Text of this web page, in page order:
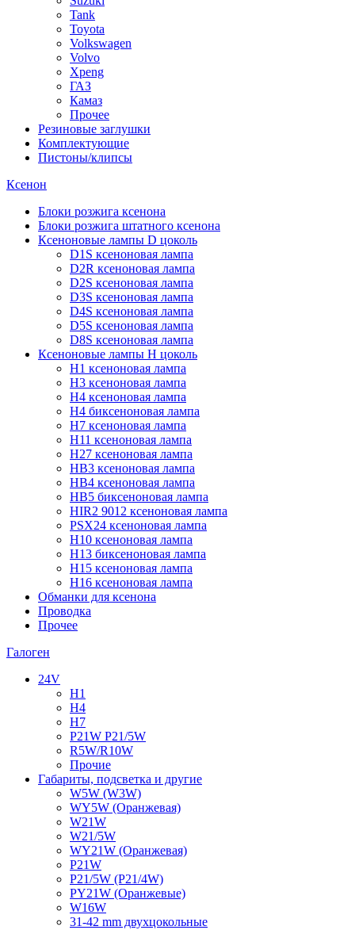
Tank
Toyota
Volkswagen
Volvo
Xpeng
ГАЗ
Камаз
Прочее
Резиновые заглушки
Комплектующие
Пистоны/клипсы
Ксенон
Блоки розжига ксенона
Блоки розжига штатного ксенона
Ксеноновые лампы D цоколь
D1S ксеноновая лампа
D2R ксеноновая лампа
D2S ксеноновая лампа
D3S ксеноновая лампа
D4S ксеноновая лампа
D5S ксеноновая лампа
D8S ксеноновая лампа
Ксеноновые лампы Н цоколь
H1 ксеноновая лампа
H3 ксеноновая лампа
H4 ксеноновая лампа
H4 биксеноновая лампа
H7 ксеноновая лампа
H11 ксеноновая лампа
H27 ксеноновая лампа
HB3 ксеноновая лампа
HB4 ксеноновая лампа
HB5 биксеноновая лампа
HIR2 9012 ксеноновая лампа
PSX24 ксеноновая лампа
H10 ксеноновая лампа
H13 биксеноновая лампа
H15 ксеноновая лампа
H16 ксеноновая лампа
Обманки для ксенона
Проводка
Прочее
Галоген
24V
H1
H4
H7
P21W P21/5W
R5W/R10W
Прочие
Габариты, подсветка и другие
W5W (W3W)
WY5W (Оранжевая)
W21W
W21/5W
WY21W (Оранжевая)
P21W
P21/5W (P21/4W)
PY21W (Оранжевые)
W16W
31-42 mm двухцокольные